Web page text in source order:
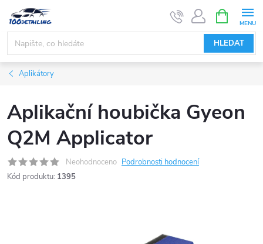
obsah
HLEDAT
NÁKUPNÍ
KOŠÍK
Aplikátory
Aplikační houbička Gyeon
Q2M Applicator
Neohodnoceno Podrobnosti hodnocení
Kód produktu: 1395